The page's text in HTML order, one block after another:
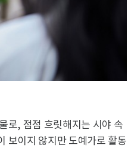
로, 점점 흐릿해지는 시야 속
보이지 않지만 도예가로 활동